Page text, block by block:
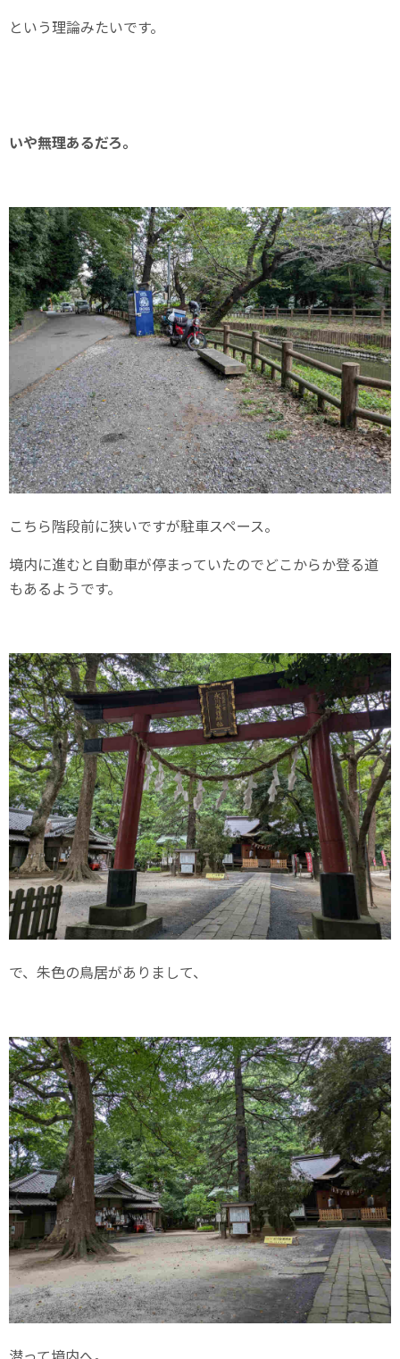
という理論みたいです。
いや無理あるだろ。
こちら階段前に狭いですが駐車スペース。
境内に進むと自動車が停まっていたのでどこからか登る道
もあるようです。
で、朱色の鳥居がありまして、